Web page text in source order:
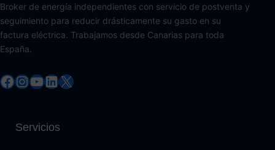
Broker de energía independientes con servicio de postventa y
seguimiento para reducir drásticamente su gasto en su
factura eléctrica. Trabajamos desde Canarias para toda
España.
Facebook InstagramYouTube LinkedIn X
Servicios